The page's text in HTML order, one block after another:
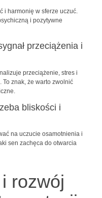
i harmonię w sferze uczuć.
i pozytywne
przeciążenia i
przeciążenie, stres i
znak, że warto zwolnić
bliskości i
na uczucie osamotnienia i
sen zachęca do otwarcia
rozwój